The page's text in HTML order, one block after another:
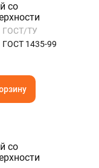
со
ГОСТ/ТУ
ГОСТ 1435-99
со